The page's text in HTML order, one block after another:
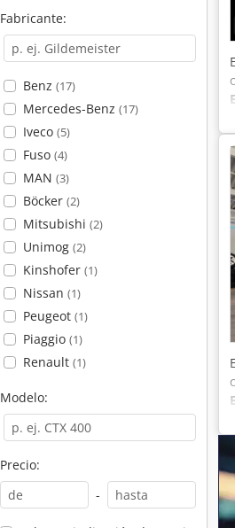
Fabricante:
Benz (17)
Mercedes-Benz (17)
Iveco (5)
Fuso (4)
MAN (3)
Böcker (2)
Mitsubishi (2)
Unimog (2)
Kinshofer (1)
Nissan (1)
Peugeot (1)
Piaggio (1)
Renault (1)
Modelo:
Precio:
-